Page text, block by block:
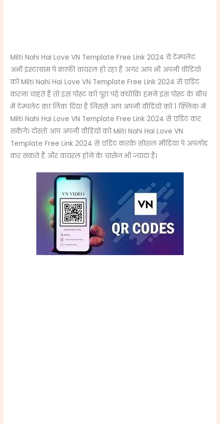
Milti Nahi Hai Love VN Template Free Link 2024 ये टेम्पलेट
अभी इंस्टाग्राम पे काफी वायरल हो रहा है अगर आप भी अपनी वीडियो
को Milti Nahi Hai Love VN Template Free Link 2024 से एडिट
करना चाहते है तो इस पोस्ट को पूरा पढ़े क्योंकि हमने इस पोस्ट के बीच
में टेम्पलेट का लिंक दिया है जिससे आप अपनी वीडियो को 1 क्लिक में
Milti Nahi Hai Love VN Template Free Link 2024 से एडिट कर
सकेंगे। दोस्तो आप अपनी वीडियो को Milti Nahi Hai Love VN
Template Free Link 2024 से एडिट करके सोशल मीडिया पे अपलोड
कर सकते है और वायरल होने के चांसेज भी ज्यादा है।